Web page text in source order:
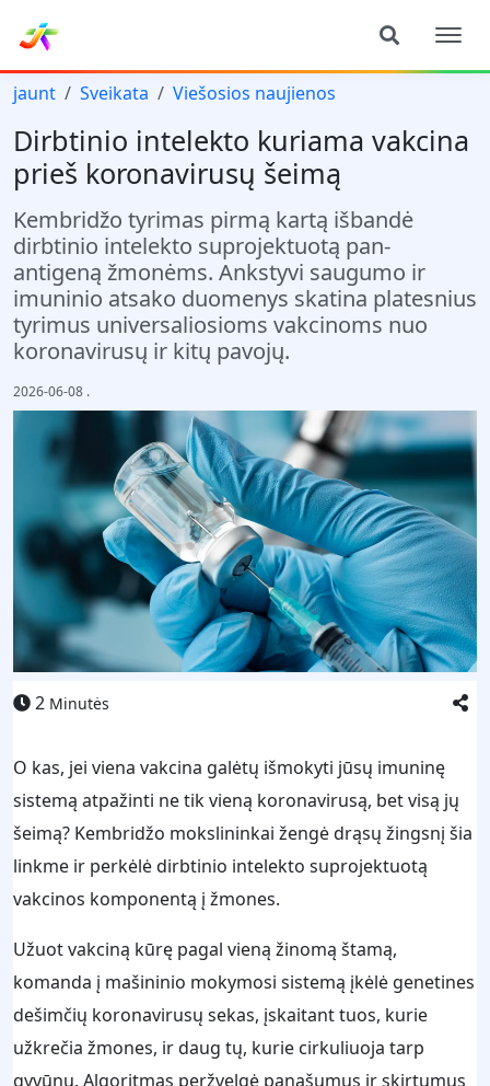
jaunt Sveikata Viešosios naujienos
Dirbtinio intelekto kuriama vakcina
prieš koronavirusų šeimą
Kembridžo tyrimas pirmą kartą išbandė
dirbtinio intelekto suprojektuotą pan-
antigeną žmonėms. Ankstyvi saugumo ir
imuninio atsako duomenys skatina platesnius
tyrimus universaliosioms vakcinoms nuo
koronavirusų ir kitų pavojų.
2026-06-08 .
2 Minutės
O kas, jei viena vakcina galėtų išmokyti jūsų imuninę
sistemą atpažinti ne tik vieną koronavirusą, bet visą jų
šeimą? Kembridžo mokslininkai žengė drąsų žingsnį šia
linkme ir perkėlė dirbtinio intelekto suprojektuotą
vakcinos komponentą į žmones.
Užuot vakciną kūrę pagal vieną žinomą štamą,
komanda į mašininio mokymosi sistemą įkėlė genetines
dešimčių koronavirusų sekas, įskaitant tuos, kurie
užkrečia žmones, ir daug tų, kurie cirkuliuoja tarp
gyvūnų. Algoritmas peržvelgė panašumus ir skirtumus